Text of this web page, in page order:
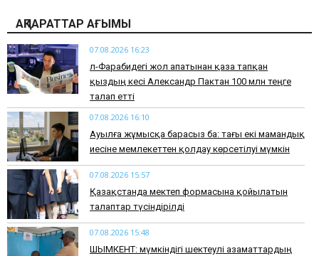
АҚПАРАТТАР АҒЫМЫ
07.08.2026 16:23
әл-Фарабидегі жол апатынан қаза тапқан
қыздың әкесі Александр Пактан 100 млн теңге
талап етті
07.08.2026 16:10
Ауылға жұмысқа барасыз ба: тағы екі мамандық
иесіне мемлекеттен қолдау көрсетілуі мүмкін
07.08.2026 15:57
Қазақстанда мектеп формасына қойылатын
талаптар түсіндірілді
07.08.2026 15:48
ШЫМКЕНТ: мүмкіндігі шектеулі азаматтардың